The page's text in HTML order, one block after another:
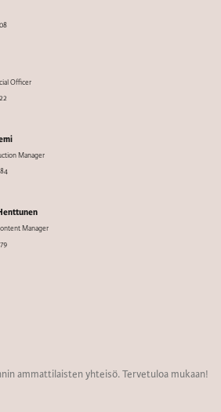
Officer
Manager
Manager
ammattilaisten yhteisö. Tervetuloa mukaan!